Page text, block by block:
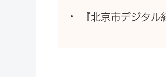
『北京市デジタ